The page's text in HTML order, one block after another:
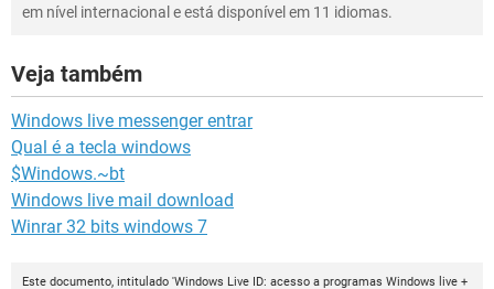
em nível internacional e está disponível em 11 idiomas.
Veja também
Windows live messenger entrar
Qual é a tecla windows
$Windows.~bt
Windows live mail download
Winrar 32 bits windows 7
Este documento, intitulado 'Windows Live ID: acesso a programas Windows live +